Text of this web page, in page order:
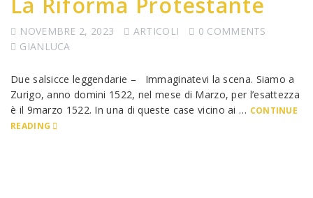
NOVEMBRE 2, 2023 ARTICOLI
0 COMMENTS
GIANLUCA
Due salsicce leggendarie – Immaginatevi la scena. Siamo a
Zurigo, anno domini 1522, nel mese di Marzo, per l’esattezza
è il 9marzo 1522. In una di queste case vicino ai … CONTINUE
READING